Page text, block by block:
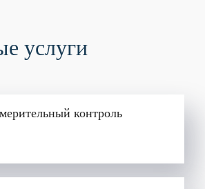
услуги
контроль